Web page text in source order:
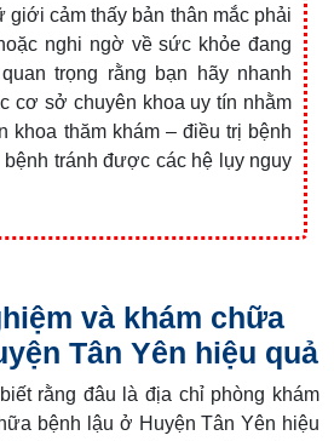
giới cảm thấy bản thân mắc phải
nghi ngờ về sức khỏe đang
trọng rằng bạn hãy nhanh
cơ sở chuyên khoa uy tín nhằm
khoa thăm khám – điều trị bệnh
tránh được các hệ lụy nguy
và khám chữa
Tân Yên hiệu quả
rằng đâu là địa chỉ phòng khám
bệnh lậu ở Huyện Tân Yên hiệu